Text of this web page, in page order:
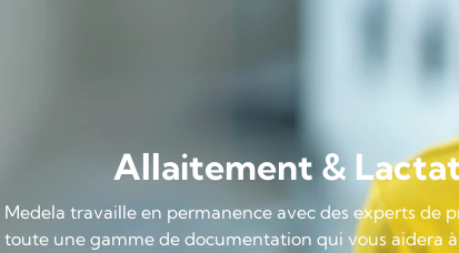
Allaitement &
Medela travaille en permanence avec des experts de
toute une gamme de documentation qui vous aidera